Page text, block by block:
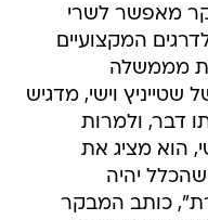
מאפשר לשרי
המקצועיים
מממשלה
וישי, מדגיש
דבר, ולמרות
הוא מציג את
יהיה
כותב המבקר